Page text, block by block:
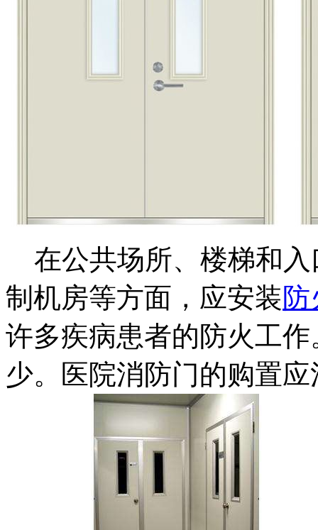
在公共场所、楼梯和入
制机房等方面，应安装
许多疾病患者的防火工
少。医院消防门的购置